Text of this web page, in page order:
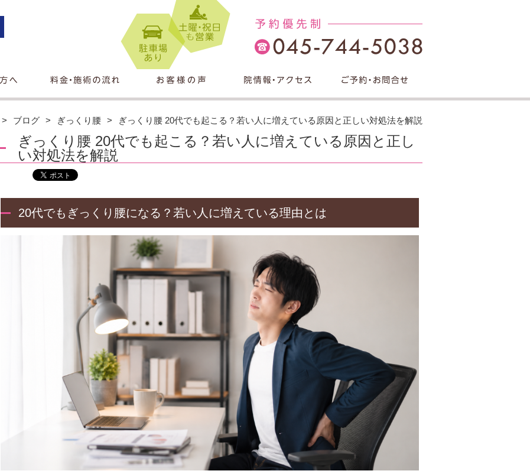
ブログ ぎっくり腰 ぎっくり腰 20代でも起こる？若い人に増えている原因と正しい対処法を解説
ぎっくり腰 20代でも起こる？若い人に増えている原因と正し
い対処法を解説
20代でもぎっくり腰になる？若い人に増えている理由とは